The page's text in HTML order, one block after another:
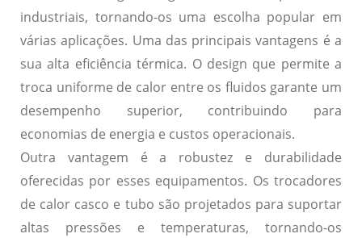
industriais, tornando-os uma escolha popular em
várias aplicações. Uma das principais vantagens é a
suaalta eficiência térmica. O design que permite a
troca uniforme de calor entre os fluidos garante um
desempenho superior, contribuindo para
economias de energia e custos operacionais.
Outra vantagem é a robustez e durabilidade
oferecidas por esses equipamentos. Os trocadores
de calor casco e tubo são projetados para suportar
altas pressões e temperaturas, tornando-os